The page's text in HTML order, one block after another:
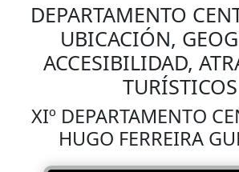
DEPARTAMENTO
UBICACIÓN,
ACCESIBILIDAD,
TURÍSTICOS
XIº DEPARTAMENTO
HUGO FERREIRA